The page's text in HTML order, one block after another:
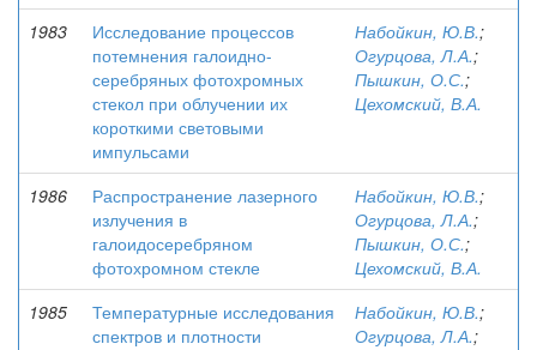
1983
Исследование процессов
потемнения галоидно-
серебряных фотохромных
стекол при облучении их
короткими световыми
импульсами
Набойкин, Ю.В.;
Огурцова, Л.А.;
Пышкин, О.С.;
Цехомский, В.А.
1986
Распространение лазерного
излучения в
галоидосеребряном
фотохромном стекле
Набойкин, Ю.В.;
Огурцова, Л.А.;
Пышкин, О.С.;
Цехомский, В.А.
1985
Температурные исследования
спектров и плотности
Набойкин, Ю.В.;
Огурцова, Л.А.;